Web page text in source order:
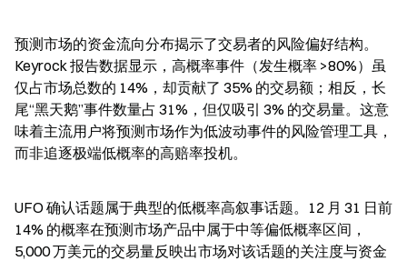
预测市场的资金流向分布揭示了交易者的风险偏好结构。
Keyrock 报告数据显示，高概率事件（发生概率 >80%）虽
仅占市场总数的 14%，却贡献了 35% 的交易额；相反，长
尾“黑天鹅”事件数量占 31%，但仅吸引 3% 的交易量。这意
味着主流用户将预测市场作为低波动事件的风险管理工具，
而非追逐极端低概率的高赔率投机。
UFO 确认话题属于典型的低概率高叙事话题。12 月 31 日前
14% 的概率在预测市场产品中属于中等偏低概率区间，
5,000 万美元的交易量反映出市场对该话题的关注度与资金